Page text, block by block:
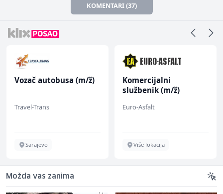
KOMENTARI (37)
Vozač autobusa (m/ž)
Travel-Trans
Sarajevo
Komercijalni
službenik (m/ž)
Euro-Asfalt
Više lokacija
Možda vas zanima